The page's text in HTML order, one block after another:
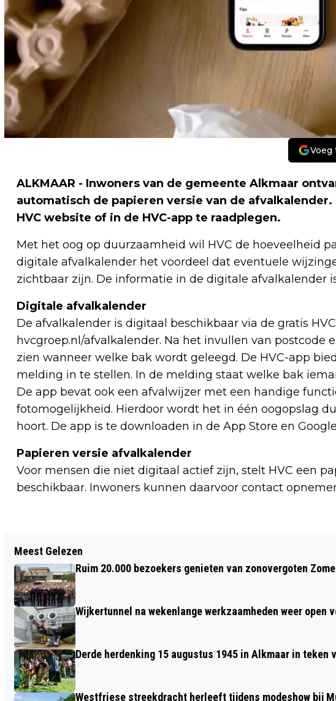
Voeg
ALKMAAR - Inwoners van de gemeente Alkmaar
automatisch de papieren versie van de
HVC website of in de HVC-app te raadplegen.
Met het oog op duurzaamheid wil HVC de hoeveelheid
digitale afvalkalender het voordeel dat eventuele
zichtbaar zijn. De informatie in de digitale afvalkalender
Digitale afvalkalender
De afvalkalender is digitaal beschikbaar via de gratis
hvcgroep.nl/afvalkalender. Na het invullen van
zien wanneer welke bak wordt geleegd. De HVC-app
melding in te stellen. In de melding staat welke bak
De app bevat ook een afvalwijzer met een handige
fotomogelijkheid. Hierdoor wordt het in één oogopslag
hoort. De app is te downloaden in de App Store en
Papieren versie afvalkalender
Voor mensen die niet digitaal actief zijn, stelt HVC een
beschikbaar. Inwoners kunnen daarvoor contact
KEES NIEUWLAND STOPT ALS SCHIPPER
VEERPONT BIERKADE – EILANDSWAL;
GEMEENTE NEEMT VEERPONT OVER
Meest Gelezen
Ruim 20.000 bezoekers genieten van zonovergoten
Wijkertunnel na wekenlange werkzaamheden weer open
Derde herdenking 15 augustus 1945 in Alkmaar in teken
Westfriese streekdracht herleeft tijdens modeshow bij